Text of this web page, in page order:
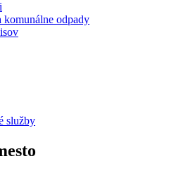
odpady
služby